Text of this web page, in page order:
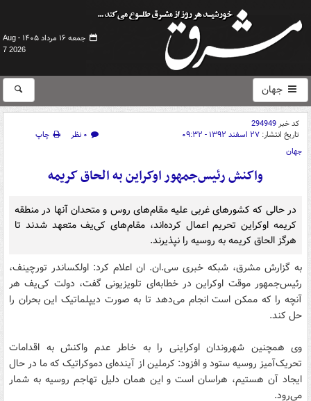
جمعه ۱۶ مرداد ۱۴۰۵ -
Aug
7 2026
جهان
کد خبر294949
تاریخ انتشار: ۲۷ اسفند ۱۳۹۲ - ۰۹:۳۲ ۰ نظر
چاپ
جهان
واکنش رئیس‌جمهور اوکراین به الحاق کریمه
در حالی که کشورهای غربی علیه مقام‌های روس و متحدان آنها در منطقه
کریمه اوکراین تحریم اعمال کرده‌اند، مقام‌های کی‌یف متعهد شدند تا
هرگز الحاق کریمه به روسیه را نپذیرند.
به گزارش مشرق، شبکه خبری سی.ان. ان اعلام کرد: اولکساندر تورچینف،
رئیس‌جمهور موقت اوکراین در خطابه‌ای تلویزیونی گفت، دولت کی‌یف هر
آنچه را که ممکن است انجام می‌دهد تا به صورت دیپلماتیک این بحران را
حل کند.
وی همچنین شهروندان اوکراینی را به خاطر عدم واکنش به اقدامات
تحریک‌آمیز روسیه ستود و افزود: کرملین از آینده‌ای دموکراتیک که ما در حال
ایجاد ‌آن هستیم، هراسان است و این همان دلیل تهاجم روسیه به شمار
می‌رود.